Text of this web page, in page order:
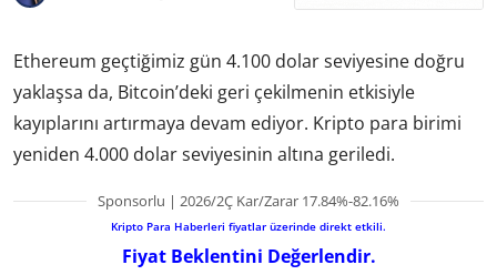
Ethereum geçtiğimiz gün 4.100 dolar seviyesine doğru
yaklaşsa da, Bitcoin’deki geri çekilmenin etkisiyle
kayıplarını artırmaya devam ediyor. Kripto para birimi
yeniden 4.000 dolar seviyesinin altına geriledi.
Sponsorlu | 2026/2Ç Kar/Zarar 17.84%-82.16%
Kripto Para Haberleri fiyatlar üzerinde direkt etkili.
Fiyat Beklentini Değerlendir.